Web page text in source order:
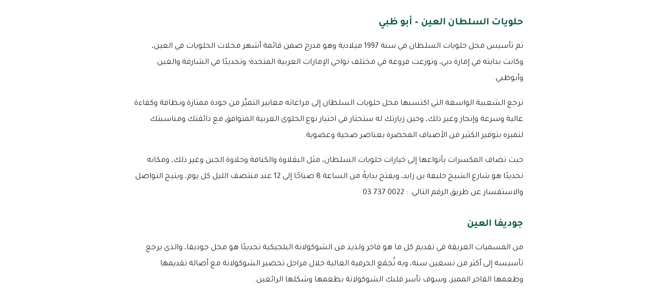
حلويات السلطان العين – أبو ظبي
تم تأسيس محل حلويات السلطان في سنة 1997 ميلادية وهو مدرج ضمن قائمة أشهر محلات الحلويات في العين،
وكانت بدايته في إمارة دبي، وتوزعت فروعه في مختلف نواحي الإمارات العربية المتحدة؛ وتحديدًا في الشارقة والعين
وأبوظبي.
ترجع الشعبية الواسعة التي اكتسبها محل حلويات السلطان إلى مراعاته معايير التميّز من جودة ممتازة ونظافة وكفاءة
عالية وسرعة وإنجاز وغير ذلك، وحين زيارتك له ستحتار في اختيار نوع الحلوى العربية المتوافق مع ذائقتك ومناسبتك
لتميزه بتوفير الكثير من الأصناف المحضرة بعناصر صحية وعضوية.
حيث تضاف المكسرات بأنواعها إلى خيارات حلويات السلطان، مثل البقلاوة والكنافة وحلاوة الجبن وغير ذلك، ومكانه
تحديدًا هو شارع الشيخ خليفة بن زايد، ويفتح بدايةً من الساعة 8 صباحًا إلى 12 عند منتصف الليل كل يوم، ويتيح التواصل
والاستفسار عن طريق الرقم التالي: : 0022 737 03
جوديفا العين
من المسميات العريقة في تقديم كل ما هو فاخر ولذيذ من الشوكولاتة البلجيكية تحديدًا هو محل جوديفا، والذي يرجع
تأسيسه إلى أكثر من تسعين سنة، وبه تُجمَع الحرفية العالية خلال مراحل تحضير الشوكولاتة مع أصالة تقديمها
وطعمها الفاخر المميز، وسوف تأسر قلبك الشوكولاتة بطعمها وشكلها الرائعين.